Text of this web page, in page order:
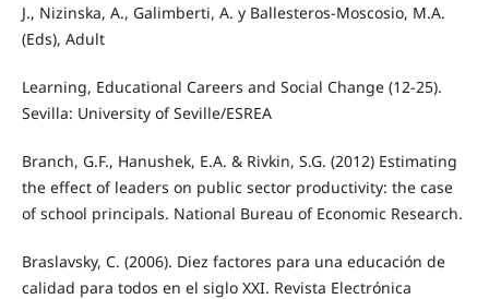
J., Nizinska, A., Galimberti, A. y Ballesteros-Moscosio, M.A.
(Eds), Adult
Learning, Educational Careers and Social Change (12-25).
Sevilla: University of Seville/ESREA
Branch, G.F., Hanushek, E.A. & Rivkin, S.G. (2012) Estimating
the effect of leaders on public sector productivity: the case
of school principals. National Bureau of Economic Research.
Braslavsky, C. (2006). Diez factores para una educación de
calidad para todos en el siglo XXI. Revista Electrónica